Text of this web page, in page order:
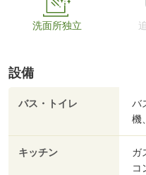
洗面所独立
設備
バス・トイレ
バ
機
キッチン
ガ
コ